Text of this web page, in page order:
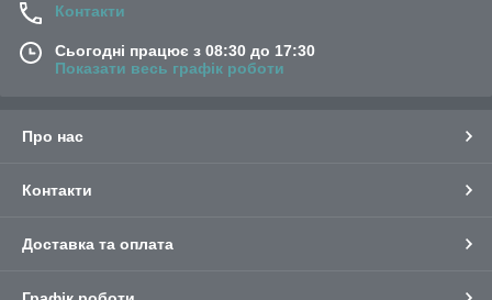
Контакти
Сьогодні працює з 08:30 до 17:30
Показати весь графік роботи
Про нас
Контакти
Доставка та оплата